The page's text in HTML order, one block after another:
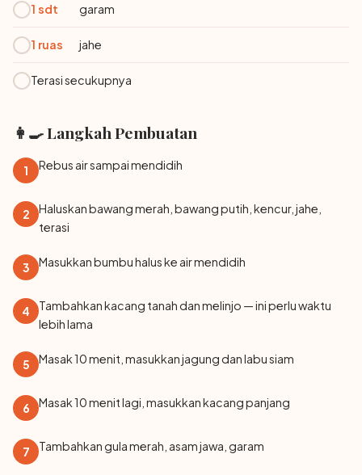
1 sdt garam
1 ruas jahe
Terasi secukupnya
👩‍🍳 Langkah Pembuatan
1 Rebus air sampai mendidih
2
Haluskan bawang merah, bawang putih, kencur, jahe,
terasi
3 Masukkan bumbu halus ke air mendidih
4
Tambahkan kacang tanah dan melinjo — ini perlu waktu
lebih lama
5 Masak 10 menit, masukkan jagung dan labu siam
6 Masak 10 menit lagi, masukkan kacang panjang
7 Tambahkan gula merah, asam jawa, garam